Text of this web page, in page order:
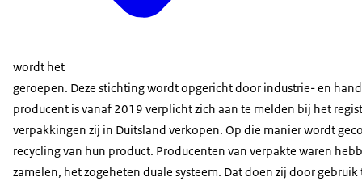
wordt het
geroepen. Deze stichting wordt opgericht door industrie- en
producent is vanaf 2019 verplicht zich aan te melden bij het
verpakkingen zij in Duitsland verkopen. Op die manier wordt
recycling van hun product. Producenten van verpakte waren
zamelen, het zogeheten duale systeem. Dat doen zij door